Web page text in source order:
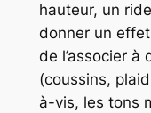
hauteur, un
donner un
de l’associer à
(coussins,
à-vis, les tons